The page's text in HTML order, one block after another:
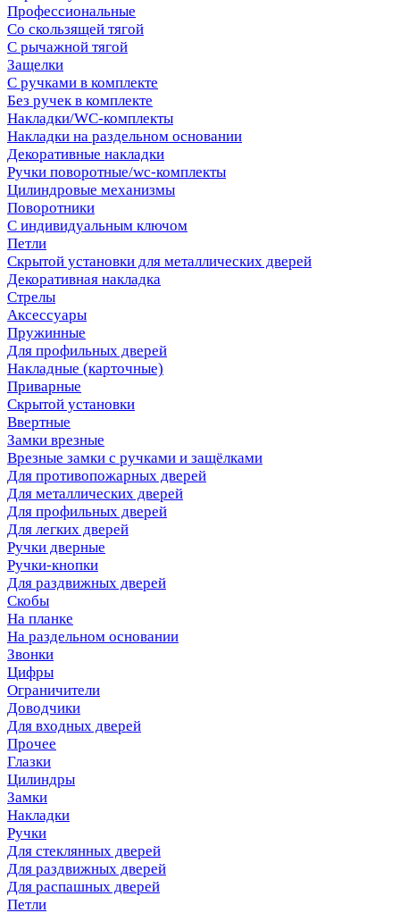
Профессиональные
Со скользящей тягой
С рычажной тягой
Защелки
С ручками в комплекте
Без ручек в комплекте
Накладки/WC-комплекты
Накладки на раздельном основании
Декоративные накладки
Ручки поворотные/wc-комплекты
Цилиндровые механизмы
Поворотники
С индивидуальным ключом
Петли
Скрытой установки для металлических дверей
Декоративная накладка
Стрелы
Аксессуары
Пружинные
Для профильных дверей
Накладные (карточные)
Приварные
Скрытой установки
Ввертные
Замки врезные
Врезные замки с ручками и защёлками
Для противопожарных дверей
Для металлических дверей
Для профильных дверей
Для легких дверей
Ручки дверные
Ручки-кнопки
Для раздвижных дверей
Скобы
На планке
На раздельном основании
Звонки
Цифры
Ограничители
Доводчики
Для входных дверей
Прочее
Глазки
Цилиндры
Замки
Накладки
Ручки
Для стеклянных дверей
Для раздвижных дверей
Для распашных дверей
Петли